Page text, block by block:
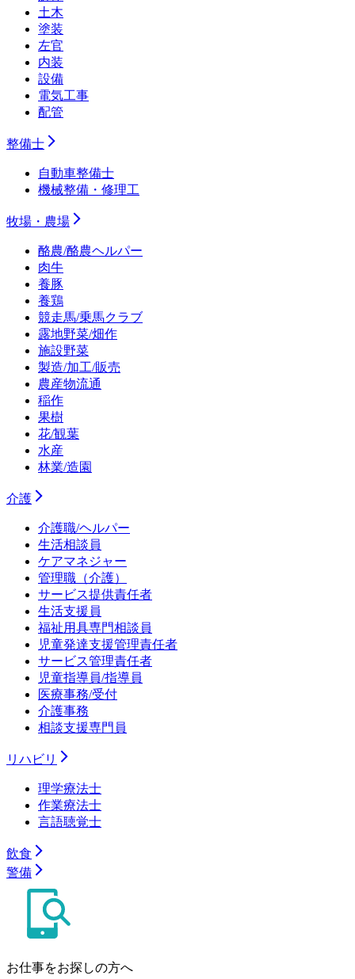
土木
塗装
左官
内装
設備
電気工事
配管
整備士
自動車整備士
機械整備・修理工
牧場・農場
酪農/酪農ヘルパー
肉牛
養豚
養鶏
競走馬/乗馬クラブ
露地野菜/畑作
施設野菜
製造/加工/販売
農産物流通
稲作
果樹
花/観葉
水産
林業/造園
介護
介護職/ヘルパー
生活相談員
ケアマネジャー
管理職（介護）
サービス提供責任者
生活支援員
福祉用具専門相談員
児童発達支援管理責任者
サービス管理責任者
児童指導員/指導員
医療事務/受付
介護事務
相談支援専門員
リハビリ
理学療法士
作業療法士
言語聴覚士
飲食
警備
お仕事をお探しの方へ